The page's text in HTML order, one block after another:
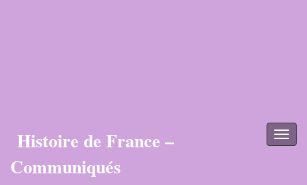
Histoire de France –
Communiqués